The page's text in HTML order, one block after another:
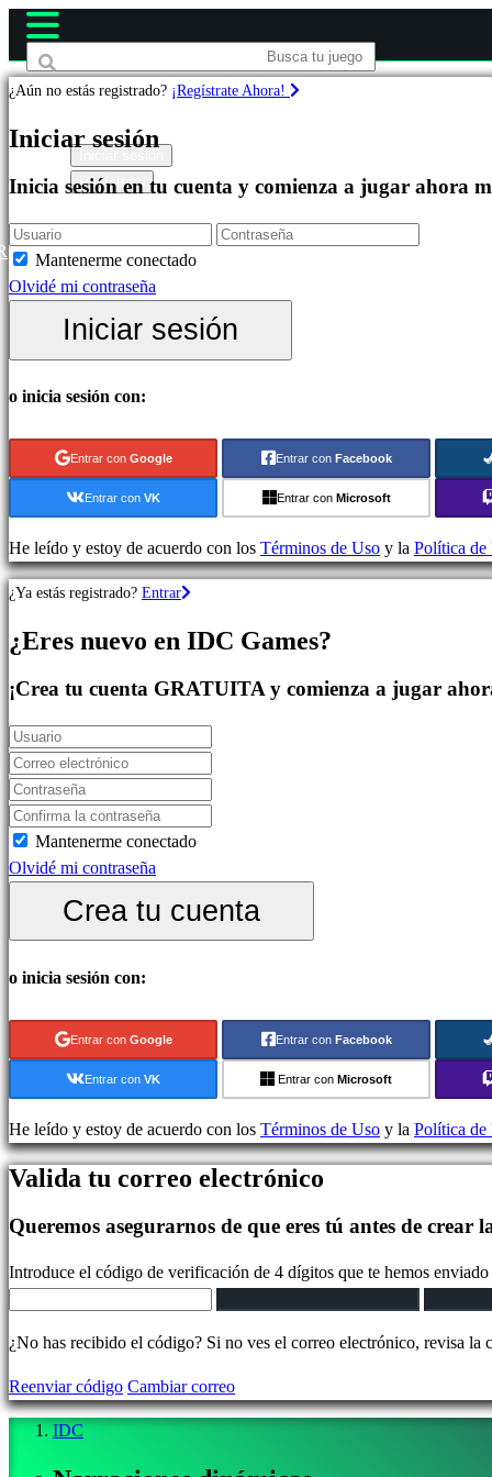
Juegos
Destacados
Novedades
Free
to
Play
Categorías
de
Acción
Juegos
de
Estrategia
Juegos
de
Juegos
RPG
Juegos
de
deportes
Shooters
Juegos
carreras
Juegos
casual
indie
Juegos
de
simulación
Juegos
de
puzles
de
Demos
Comunidad
Gameplays
Regístrate
¿Aún no estás registrado? ¡Regístrate Ahora!
Iniciar sesión
Inicia sesión en tu cuenta y comienza a jugar ahora
Mantenerme conectado
Olvidé mi contraseña
Iniciar sesión
o inicia sesión con:
Entrar con Google Entrar con Facebook
Entrar con VK Entrar con Microsoft
He leído y estoy de acuerdo con los Términos de Uso y la Política de
¿Ya estás registrado? Entrar
¿Eres nuevo en IDC Games?
¡Crea tu cuenta GRATUITA y comienza a jugar
Mantenerme conectado
Olvidé mi contraseña
Crea tu cuenta
o inicia sesión con:
Entrar con Google Entrar con Facebook
Entrar con VK Entrar con Microsoft
He leído y estoy de acuerdo con los Términos de Uso y la Política de
Valida tu correo electrónico
Queremos asegurarnos de que eres tú antes de crear
Introduce el código de verificación de 4 dígitos que te hemos
¿No has recibido el código? Si no ves el correo electrónico, revisa la
Reenviar código Cambiar correo
IDC